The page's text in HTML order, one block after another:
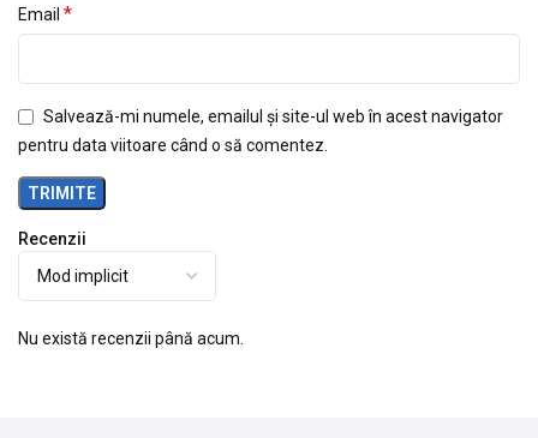
Recenzii
Nu există recenzii până acum.
Email *
Salvează-mi numele, emailul și site-ul web în acest navigator
pentru data viitoare când o să comentez.